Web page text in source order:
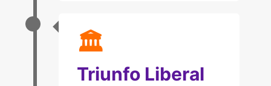
🏛
Triunfo Liberal